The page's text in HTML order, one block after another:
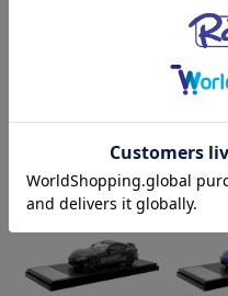
¥9,680
1/43 トヨタ GRスープ
ラ RZ 「プラズマ オ...
¥9,680 (税込)
1/43 ト
プラ
カ...
¥9,680